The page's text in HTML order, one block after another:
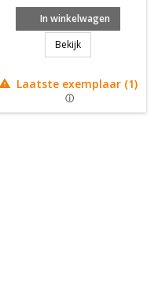
'24
In winkelwagen
BekijkTecnifibre TF-
 Laatste exemplaar (1)